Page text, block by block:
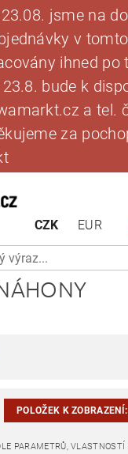
jsme na
v
ihned po
bude k
a tel.
za
CZK EUR
POLOŽEK K ZOBRAZENÍ:
PARAMETRŮ, VLASTNOSTÍ